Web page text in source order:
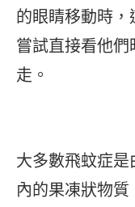
的眼睛移動時
嘗試直接看他
走。
大多數飛蚊症
內的果凍狀物